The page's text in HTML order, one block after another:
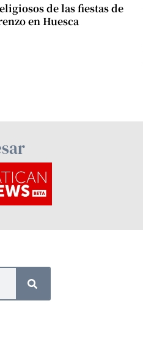
de las fiestas de
en Huesca